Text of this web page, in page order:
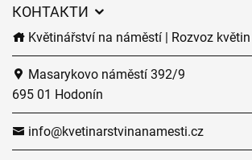
КОНТАКТИ
Květinářství na náměstí | Rozvoz květin
Masarykovo náměstí 392/9
695 01 Hodonín
info@kvetinarstvinanamesti.cz